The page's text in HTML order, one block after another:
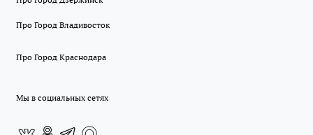
Про Город Владивосток
Про Город Краснодара
Мы в социальных сетях